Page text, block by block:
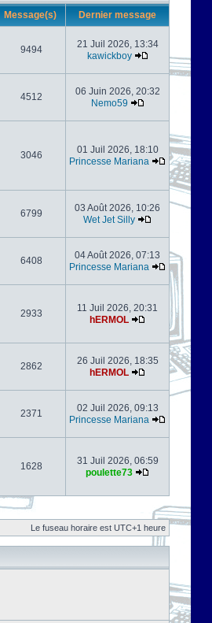
Message(s) Dernier message
9494
21 Juil 2026, 13:34
kawickboy
4512
06 Juin 2026, 20:32
Nemo59
3046
01 Juil 2026, 18:10
Princesse Mariana
6799
03 Août 2026, 10:26
Wet Jet Silly
6408
04 Août 2026, 07:13
Princesse Mariana
2933
11 Juil 2026, 20:31
hERMOL
2862
26 Juil 2026, 18:35
hERMOL
2371
02 Juil 2026, 09:13
Princesse Mariana
1628
31 Juil 2026, 06:59
poulette73
Le fuseau horaire est UTC+1 heure